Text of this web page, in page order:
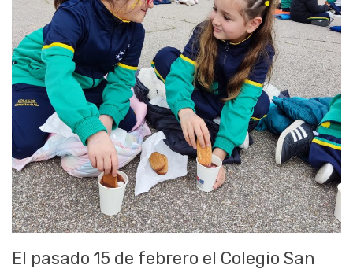
El pasado 15 de febrero el Colegio San